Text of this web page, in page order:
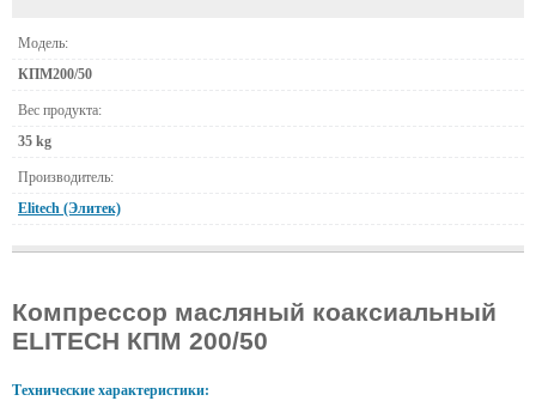
Модель:
КПМ200/50
Вес продукта:
35 kg
Производитель:
Elitech (Элитек)
Компрессор масляный коаксиальный
ELITECH КПМ 200/50
Технические характеристики: